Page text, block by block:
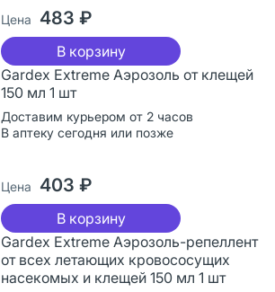
Цена 483 ₽
В корзину
Gardex Extreme Аэрозоль от клещей
150 мл 1 шт
Доставим курьером от 2 часов
В аптеку сегодня или позже
Цена 403 ₽
В корзину
Gardex Extreme Аэрозоль-репеллент
от всех летающих кровососущих
насекомых и клещей 150 мл 1 шт